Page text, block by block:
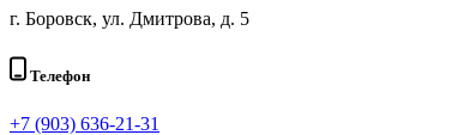
г. Боровск, ул. Дмитрова, д. 5
Телефон
+7 (903) 636-21-31